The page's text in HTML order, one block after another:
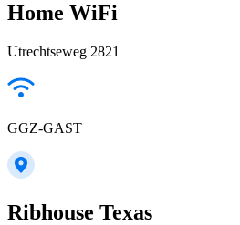
Home WiFi
Utrechtseweg 2821
GGZ-GAST
Ribhouse Texas